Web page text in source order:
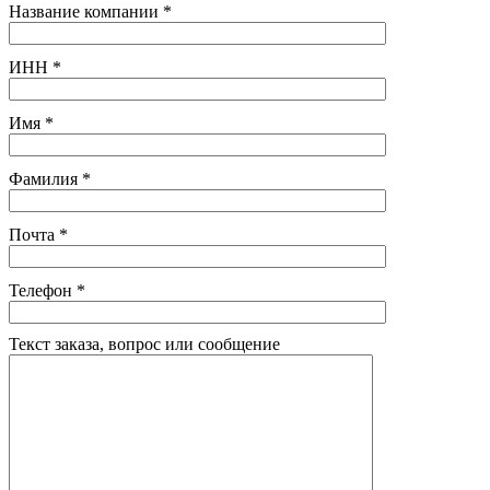
Название компании *
ИНН *
Имя *
Фамилия *
Почта *
Телефон *
Текст заказа, вопрос или сообщение